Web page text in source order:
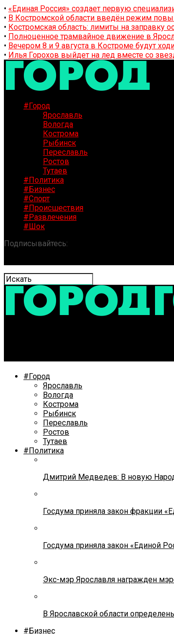
• «Единая Россия» создает первую
• В Костромской области введён режим
• Костромская область: лимиты на заправку
• Полноценное трамвайное движение в
• Вечером 8 и 9 августа в Костроме будут
• Илья Горохов выйдет на лед вместе со
#Город
Ярославль
Вологда
Кострома
Рыбинск
Переславль
Ростов
Тутаев
#Политика
#Бизнес
#Спорт
#Происшествия
#Развлечения
#Шок
Подписывайтесь:
#Город
Ярославль
Вологда
Кострома
Рыбинск
Переславль
Ростов
Тутаев
#Политика
Дмитрий Медведев: В новую
Госдума приняла закон фракции
Госдума приняла закон «Единой
Экс-мэр Ярославля награжден
В Ярославской области
#Бизнес